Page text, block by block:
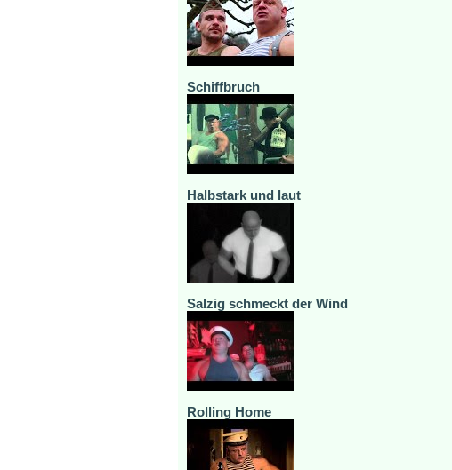
Schiffbruch
Halbstark und laut
Salzig schmeckt der Wind
Rolling Home